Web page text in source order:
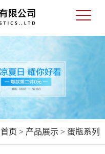
首页 > 产品展示 > 蛋瓶系列